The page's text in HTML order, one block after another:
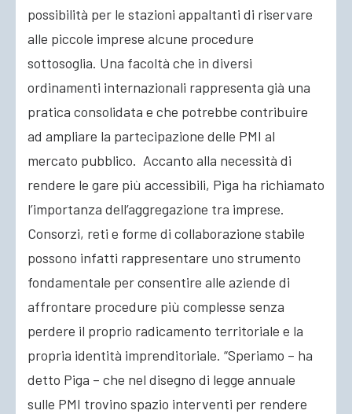
possibilità per le stazioni appaltanti di riservare
alle piccole imprese alcune procedure
sottosoglia. Una facoltà che in diversi
ordinamenti internazionali rappresenta già una
pratica consolidata e che potrebbe contribuire
ad ampliare la partecipazione delle PMI al
mercato pubblico. Accanto alla necessità di
rendere le gare più accessibili, Piga ha richiamato
l’importanza dell’aggregazione tra imprese.
Consorzi, reti e forme di collaborazione stabile
possono infatti rappresentare uno strumento
fondamentale per consentire alle aziende di
affrontare procedure più complesse senza
perdere il proprio radicamento territoriale e la
propria identità imprenditoriale. “Speriamo – ha
detto Piga – che nel disegno di legge annuale
sulle PMI trovino spazio interventi per rendere